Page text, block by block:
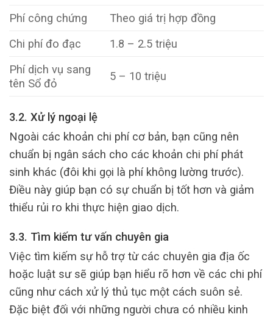
Phí công chứng
Theo giá trị hợp đồng
Chi phí đo đạc
1.8 – 2.5 triệu
Phí dịch vụ sang
tên Sổ đỏ
5 – 10 triệu
3.2. Xử lý ngoại lệ
Ngoài các khoản chi phí cơ bản, bạn cũng nên
chuẩn bị ngân sách cho các khoản chi phí phát
sinh khác (đôi khi gọi là phí không lường trước).
Điều này giúp bạn có sự chuẩn bị tốt hơn và giảm
thiểu rủi ro khi thực hiện giao dịch.
3.3. Tìm kiếm tư vấn chuyên gia
Việc tìm kiếm sự hỗ trợ từ các chuyên gia địa ốc
hoặc luật sư sẽ giúp bạn hiểu rõ hơn về các chi phí
cũng như cách xử lý thủ tục một cách suôn sẻ.
Đặc biệt đối với những người chưa có nhiều kinh